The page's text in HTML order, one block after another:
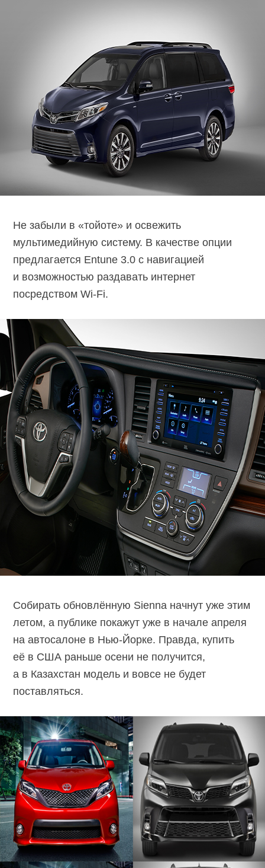
Не забыли в «тойоте» и освежить
мультимедийную систему. В качестве опции
предлагается Entune 3.0 с навигацией
и возможностью раздавать интернет
посредством Wi-Fi.
Собирать обновлённую Sienna начнут уже этим
летом, а публике покажут уже в начале апреля
на автосалоне в Нью-Йорке. Правда, купить
её в США раньше осени не получится,
а в Казахстан модель и вовсе не будет
поставляться.